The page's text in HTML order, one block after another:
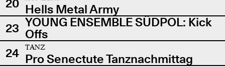
20 Hells Metal Army
23 YOUNG ENSEMBLE SÜDPOL: Kick
Offs
24
TANZ
Pro Senectute Tanznachmittag